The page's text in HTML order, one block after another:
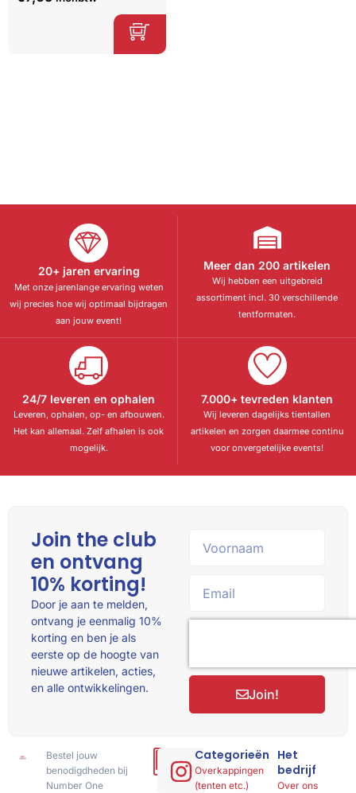
20+ jaren ervaring
Met onze jarenlange ervaring weten
wij precies hoe wij optimaal bijdragen
aan jouw event!
Meer dan 200 artikelen
Wij hebben een uitgebreid
assortiment incl. 30 verschillende
tentformaten.
24/7 leveren en ophalen
Leveren, ophalen, op- en afbouwen.
Het kan allemaal. Zelf afhalen is ook
mogelijk.
7.000+ tevreden klanten
Wij leveren dagelijks tientallen
artikelen en zorgen daarmee continu
voor onvergetelijke events!
Bestel jouw
benodigdheden bij
Number One
Hulp
of
advies
Categorieën
Overkappingen
(tenten etc.)
Het
bedrijf
Over ons
Join the club
en ontvang
10% korting!
Door je aan te melden,
ontvang je eenmalig 10%
korting en ben je als
eerste op de hoogte van
nieuwe artikelen, acties,
en alle ontwikkelingen.
Join!